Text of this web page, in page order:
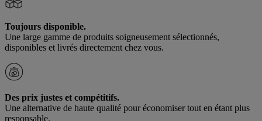
Toujours disponible.
Une large gamme de produits soigneusement sélectionnés,
disponibles et livrés directement chez vous.
Des prix justes et compétitifs.
Une alternative de haute qualité pour économiser tout en étant plus
responsable.